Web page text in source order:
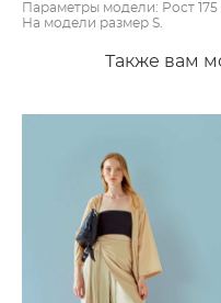
Параметры модели: Рост 175
На модели размер S.
Также вам